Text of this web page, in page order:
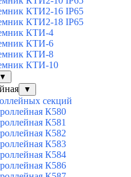
КТИ2-16 IP65
КТИ2-18 IP65
КТИ-4
КТИ-6
КТИ-8
КТИ-10
▼
▼
секций
К580
К581
К582
К583
К584
К586